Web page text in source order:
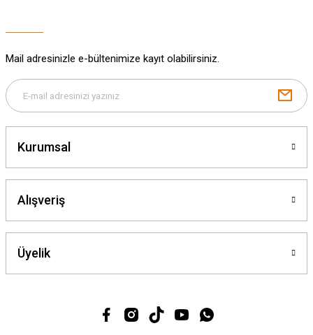
Gönder
Mail adresinizle e-bültenimize kayıt olabilirsiniz.
Kurumsal
Alışveriş
Üyelik